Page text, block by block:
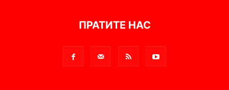
ПРАТИТЕ НАС